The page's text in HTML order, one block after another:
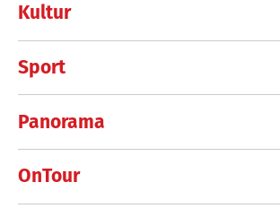
Kultur
Sport
Panorama
OnTour